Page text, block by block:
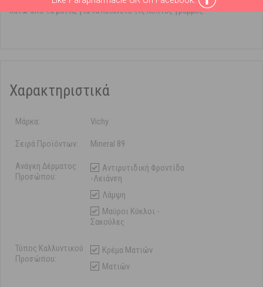
κάτω από τα μάτια, για να λειάνετε τις λεπτές γραμμές.
Χαρακτηριστικά
Μάρκα: Vichy
Σειρά Προϊόντων: Mineral 89
Ανάγκη Δέρματος
Προσώπου:
Αντιρυτιδική Φροντίδα
-Λειάνση
Λάμψη
Μαύροι Κύκλοι -
Σακούλες
Τύπος Καλλυντικού
Προσώπου:
Κρέμα Ματιών
Ματιών